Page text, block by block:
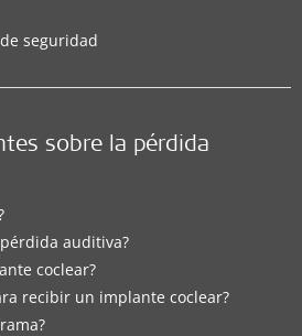
seguridad
sobre la pérdida
auditiva?
coclear?
recibir un implante coclear?